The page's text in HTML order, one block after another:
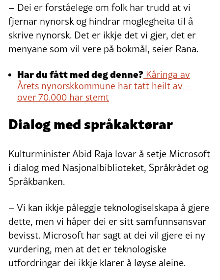
– Dei er forståelege om folk har trudd at vi
fjernar nynorsk og hindrar moglegheita til å
skrive nynorsk. Det er ikkje det vi gjer, det er
menyane som vil vere på bokmål, seier Rana.
Har du fått med deg denne? Kåringa av
Årets nynorskkommune har tatt heilt av –
over 70.000 har stemt
Dialog med språkaktørar
Kulturminister Abid Raja lovar å setje Microsoft
i dialog med Nasjonalbiblioteket, Språkrådet og
Språkbanken.
– Vi kan ikkje påleggje teknologiselskapa å gjere
dette, men vi håper dei er sitt samfunnsansvar
bevisst. Microsoft har sagt at dei vil gjere ei ny
vurdering, men at det er teknologiske
utfordringar dei ikkje klarer å løyse aleine.